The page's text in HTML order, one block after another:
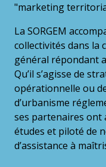
"marketing
La SORGEM
collectivités dans la
général répondant
Qu’il s’agisse de
opérationnelle ou
d’urbanisme
ses partenaires ont
études et piloté de
d’assistance à